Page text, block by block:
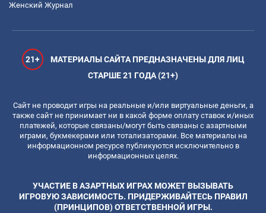
Женский Журнал
21+
МАТЕРИАЛЫ САЙТА ПРЕДНАЗНАЧЕНЫ ДЛЯ ЛИЦ
СТАРШЕ 21 ГОДА (21+)
Сайт не проводит игры на реальные и/или виртуальные деньги, а
также сайт не принимает ни в какой форме оплату ставок и/иных
платежей, которые связаны/могут быть связаны с азартными
играми, букмекерами или тотализаторами. Все материалы на
информационном ресурсе публикуются исключительно в
информационных целях.
УЧАСТИЕ В АЗАРТНЫХ ИГРАХ МОЖЕТ ВЫЗЫВАТЬ
ИГРОВУЮ ЗАВИСИМОСТЬ. ПРИДЕРЖИВАЙТЕСЬ ПРАВИЛ
(ПРИНЦИПОВ) ОТВЕТСТВЕННОЙ ИГРЫ.